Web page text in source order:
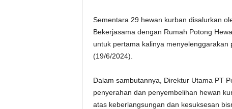
Sementara 29 hewan kurban disalurkan
Bekerjasama dengan Rumah Potong
untuk pertama kalinya
(19/6/2024).
Dalam sambutannya, Direktur Utama PT
penyerahan dan penyembelihan hewan
atas keberlangsungan dan kesuksesan